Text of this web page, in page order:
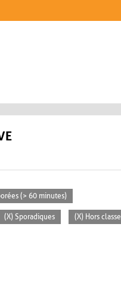
(> 60 minutes)
(X) Sporadiques (X) Hors classe